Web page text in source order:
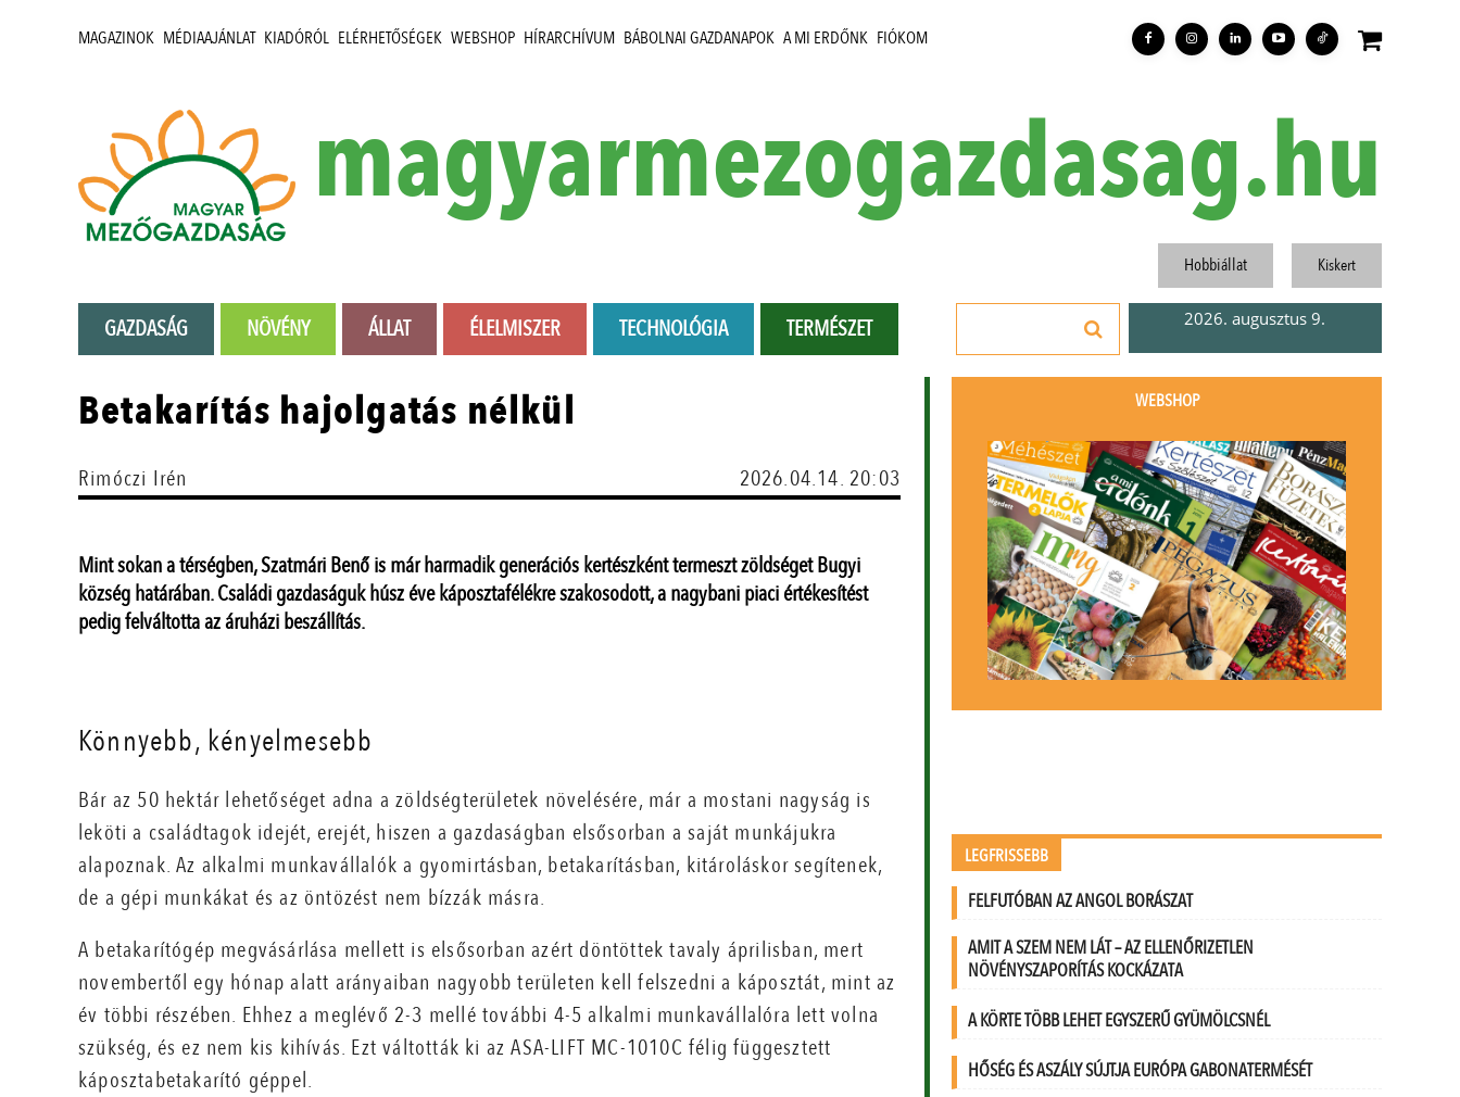
MAGAZINOK MÉDIAAJÁNLAT KIADÓRÓL ELÉRHETŐSÉGEK WEBSHOP HÍRARCHÍVUM BÁBOLNAI GAZDANAPOK A MI ERDŐNK FIÓKOM
magyarmezogazdasag.hu
GAZDASÁG NÖVÉNY ÁLLAT ÉLELMISZER TECHNOLÓGIA TERMÉSZET
Hobbiállat Kiskert
2026. augusztus 9.
Betakarítás hajolgatás nélkül
Rimóczi Irén 2026.04.14. 20:03
Mint sokan a térségben, Szatmári Benő is már harmadik generációs kertészként termeszt zöldséget Bugyi
község határában. Családi gazdaságuk húsz éve káposztafélékre szakosodott, a nagybani piaci értékesítést
pedig felváltotta az áruházi beszállítás.
Könnyebb, kényelmesebb
Bár az 50 hektár lehetőséget adna a zöldségterületek növelésére, már a mostani nagyság is
leköti a családtagok idejét, erejét, hiszen a gazdaságban elsősorban a saját munkájukra
alapoznak. Az alkalmi munkavállalók a gyomirtásban, betakarításban, kitároláskor segítenek,
de a gépi munkákat és az öntözést nem bízzák másra.
A betakarítógép megvásárlása mellett is elsősorban azért döntöttek tavaly áprilisban, mert
novembertől egy hónap alatt arányaiban nagyobb területen kell felszedni a káposztát, mint az
év többi részében. Ehhez a meglévő 2-3 mellé további 4-5 alkalmi munkavállalóra lett volna
szükség, és ez nem kis kihívás. Ezt váltották ki az ASA-LIFT MC-1010C félig függesztett
káposztabetakarító géppel.
WEBSHOP
LEGFRISSEBB
FELFUTÓBAN AZ ANGOL BORÁSZAT
AMIT A SZEM NEM LÁT – AZ ELLENŐRIZETLEN
NÖVÉNYSZAPORÍTÁS KOCKÁZATA
A KÖRTE TÖBB LEHET EGYSZERŰ GYÜMÖLCSNÉL
HŐSÉG ÉS ASZÁLY SÚJTJA EURÓPA GABONATERMÉSÉT